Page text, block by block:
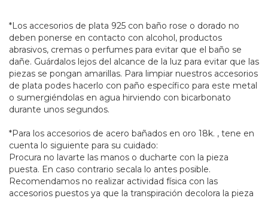
*Los accesorios de plata 925 con baño rose o dorado no
deben ponerse en contacto con alcohol, productos
abrasivos, cremas o perfumes para evitar que el baño se
dañe. Guárdalos lejos del alcance de la luz para evitar que las
piezas se pongan amarillas. Para limpiar nuestros accesorios
de plata podes hacerlo con paño específico para este metal
o sumergiéndolas en agua hirviendo con bicarbonato
durante unos segundos.
*Para los accesorios de acero bañados en oro 18k. , tene en
cuenta lo siguiente para su cuidado:
Procura no lavarte las manos o ducharte con la pieza
puesta. En caso contrario secala lo antes posible.
Recomendamos no realizar actividad física con las
accesorios puestos ya que la transpiración decolora la pieza